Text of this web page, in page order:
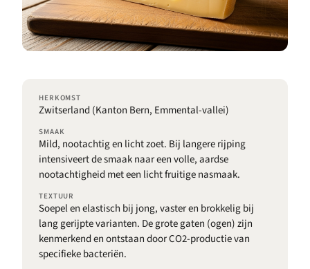
HERKOMST
Zwitserland (Kanton Bern, Emmental-vallei)
SMAAK
Mild, nootachtig en licht zoet. Bij langere rijping
intensiveert de smaak naar een volle, aardse
nootachtigheid met een licht fruitige nasmaak.
TEXTUUR
Soepel en elastisch bij jong, vaster en brokkelig bij
lang gerijpte varianten. De grote gaten (ogen) zijn
kenmerkend en ontstaan door CO2-productie van
specifieke bacteriën.